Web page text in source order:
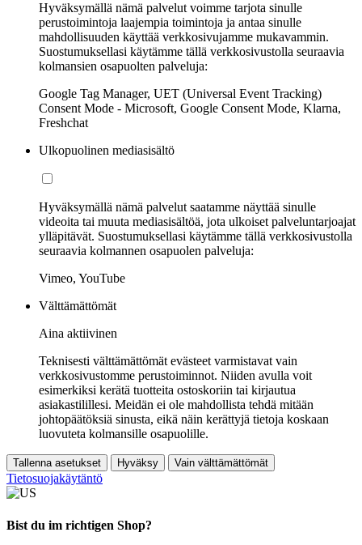
Hyväksymällä nämä palvelut voimme tarjota sinulle
perustoimintoja laajempia toimintoja ja antaa sinulle
mahdollisuuden käyttää verkkosivujamme mukavammin.
Suostumuksellasi käytämme tällä verkkosivustolla seuraavia
kolmansien osapuolten palveluja:
Google Tag Manager, UET (Universal Event Tracking)
Consent Mode - Microsoft, Google Consent Mode, Klarna,
Freshchat
Ulkopuolinen mediasisältö
Hyväksymällä nämä palvelut saatamme näyttää sinulle
videoita tai muuta mediasisältöä, jota ulkoiset palveluntarjoajat
ylläpitävät. Suostumuksellasi käytämme tällä verkkosivustolla
seuraavia kolmannen osapuolen palveluja:
Vimeo, YouTube
Välttämättömät
Aina aktiivinen
Teknisesti välttämättömät evästeet varmistavat vain
verkkosivustomme perustoiminnot. Niiden avulla voit
esimerkiksi kerätä tuotteita ostoskoriin tai kirjautua
asiakastilillesi. Meidän ei ole mahdollista tehdä mitään
johtopäätöksiä sinusta, eikä näin kerättyjä tietoja koskaan
luovuteta kolmansille osapuolille.
Tallenna asetukset Hyväksy Vain välttämättömät
Tietosuojakäytäntö
Bist du im richtigen Shop?